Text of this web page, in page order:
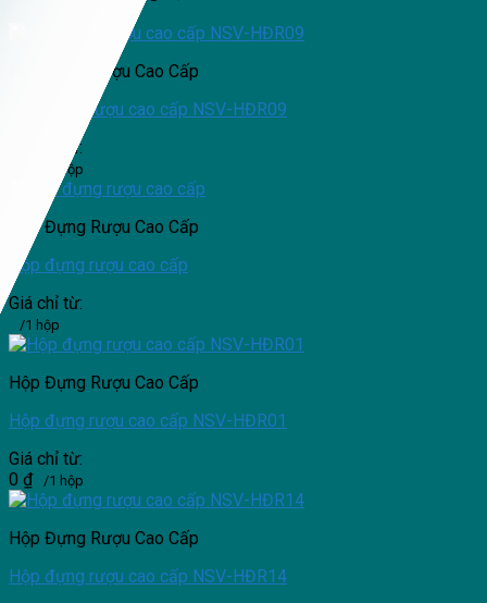
Hộp Đựng Rượu Cao Cấp
Hộp đựng rượu cao cấp NSV-HĐR09
Giá chỉ từ:
/1 hộp
Hộp Đựng Rượu Cao Cấp
Hộp đựng rượu cao cấp
Giá chỉ từ:
/1 hộp
Hộp Đựng Rượu Cao Cấp
Hộp đựng rượu cao cấp NSV-HĐR01
Giá chỉ từ:
0 ₫ /1 hộp
Hộp Đựng Rượu Cao Cấp
Hộp đựng rượu cao cấp NSV-HĐR14